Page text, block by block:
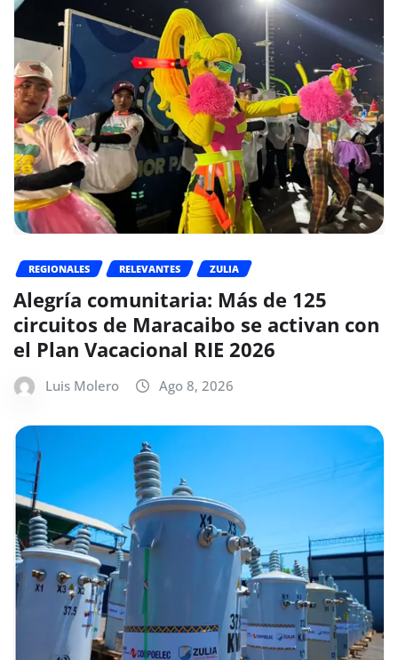
REGIONALES RELEVANTES ZULIA
Alegría comunitaria: Más de 125
circuitos de Maracaibo se activan con
el Plan Vacacional RIE 2026
Luis Molero Ago 8, 2026